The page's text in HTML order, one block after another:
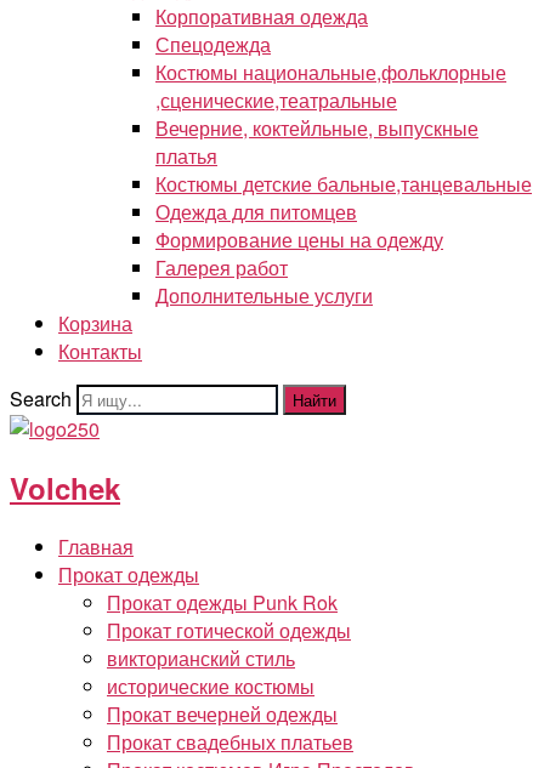
Корпоративная одежда
Спецодежда
Костюмы национальные,фольклорные
,сценические,театральные
Вечерние, коктейльные, выпускные
платья
Костюмы детские бальные,танцевальные
Одежда для питомцев
Формирование цены на одежду
Галерея работ
Дополнительные услуги
Корзина
Контакты
Search
Найти
Volchek
Главная
Прокат одежды
Прокат одежды Punk Rok
Прокат готической одежды
викторианский стиль
исторические костюмы
Прокат вечерней одежды
Прокат свадебных платьев